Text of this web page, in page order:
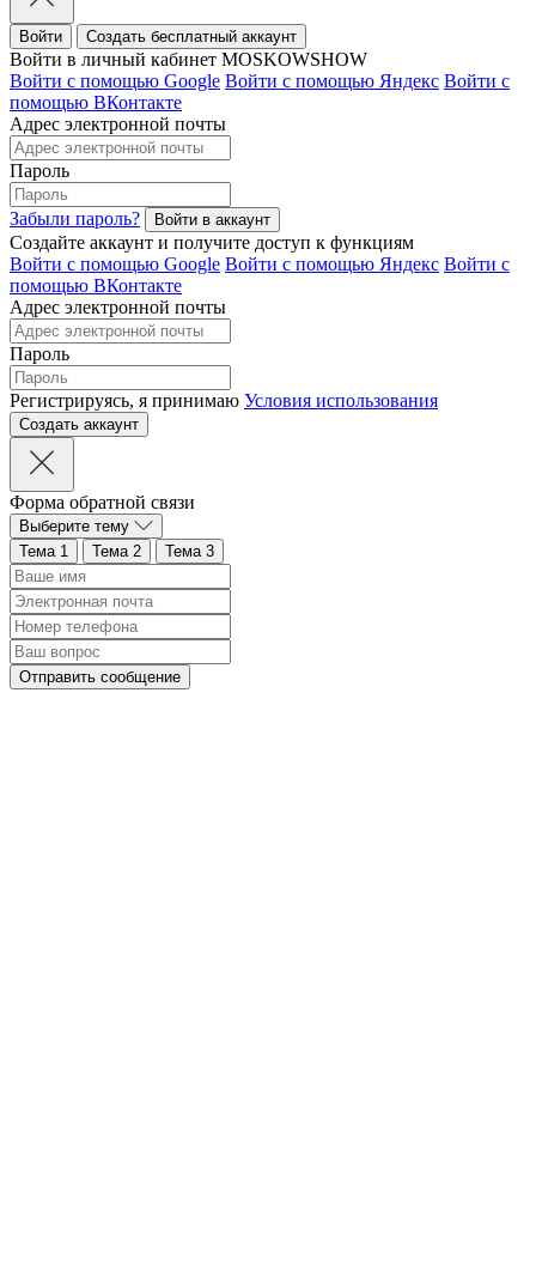
Войти Создать бесплатный аккаунт
Войти в личный кабинет MOSKOWSHOW
Войти с помощью Google Войти с помощью Яндекс Войти с
помощью ВКонтакте
Адрес электронной почты
Пароль
Забыли пароль?
Создайте аккаунт и получите доступ к функциям
Войти с помощью Google Войти с помощью Яндекс Войти с
помощью ВКонтакте
Адрес электронной почты
Пароль
Регистрируясь, я принимаю Условия использования
Форма обратной связи
Выберите тему
Тема 1
Тема 2 Тема 3
Отправить сообщение